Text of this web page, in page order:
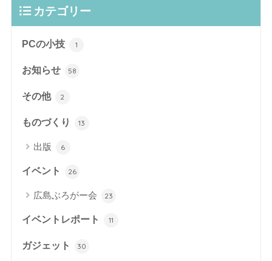
カテゴリー
PCの小技 1
お知らせ 58
その他 2
ものづくり 13
出版 6
イベント 26
広島ぶろがー会 23
イベントレポート 11
ガジェット 30